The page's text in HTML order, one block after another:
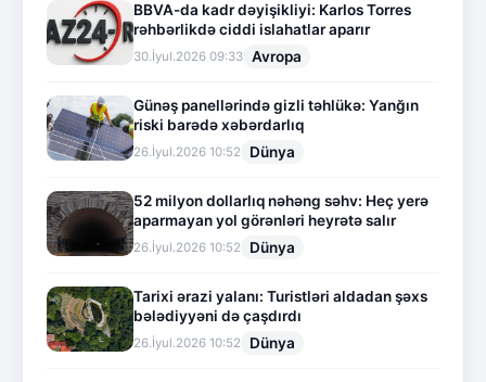
BBVA-da kadr dəyişikliyi: Karlos Torres
rəhbərlikdə ciddi islahatlar aparır
30.İyul.2026 09:33 Avropa
Günəş panellərində gizli təhlükə: Yanğın
riski barədə xəbərdarlıq
26.İyul.2026 10:52 Dünya
52 milyon dollarlıq nəhəng səhv: Heç yerə
aparmayan yol görənləri heyrətə salır
26.İyul.2026 10:52 Dünya
Tarixi ərazi yalanı: Turistləri aldadan şəxs
bələdiyyəni də çaşdırdı
26.İyul.2026 10:52 Dünya